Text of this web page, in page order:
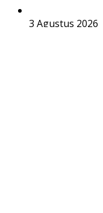
3 Agustus 2026